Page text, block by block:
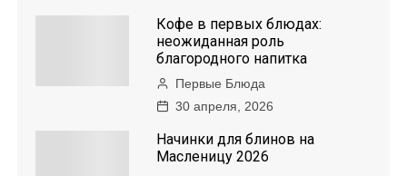
Кофе в первых блюдах:
неожиданная роль
благородного напитка
Первые Блюда
30 апреля, 2026
Начинки для блинов на
Масленицу 2026